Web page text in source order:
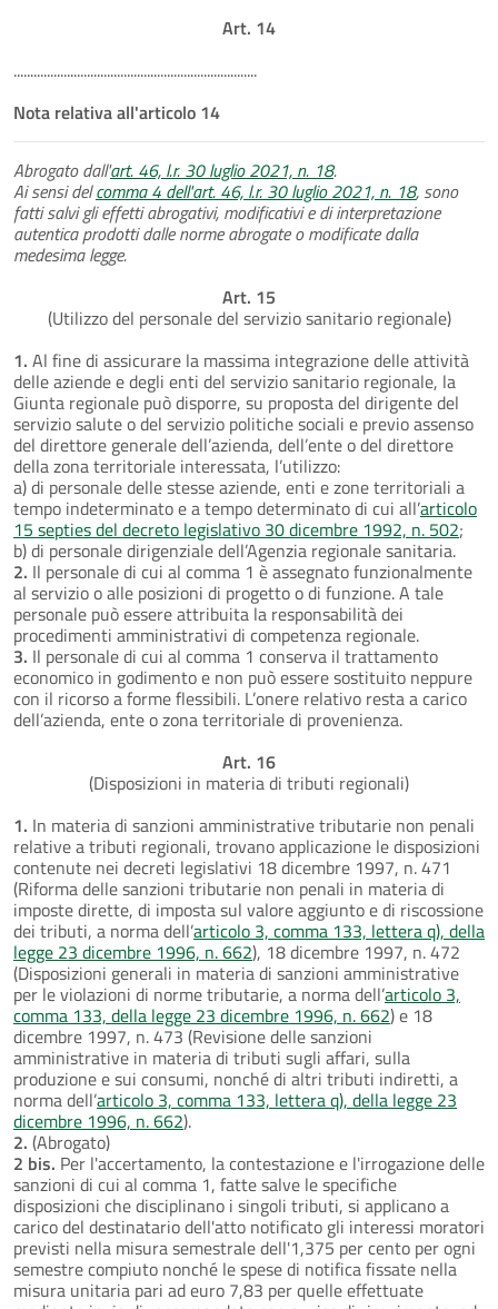
Art. 14
.........................................................................
Nota relativa all'articolo 14
Abrogato dall'art. 46, l.r. 30 luglio 2021, n. 18.
Ai sensi delcomma 4 dell'art. 46, l.r. 30 luglio 2021, n. 18, sono
fatti salvi gli effetti abrogativi, modificativi e di interpretazione
autentica prodotti dalle norme abrogate o modificate dalla
medesima legge.
Art. 15
(Utilizzo del personale del servizio sanitario regionale)
1. Al fine di assicurare la massima integrazione delle attività
delle aziende e degli enti del servizio sanitario regionale, la
Giunta regionale può disporre, su proposta del dirigente del
servizio salute o del servizio politiche sociali e previo assenso
del direttore generale dell’azienda, dell’ente o del direttore
della zona territoriale interessata, l’utilizzo:
a) di personale delle stesse aziende, enti e zone territoriali a
tempo indeterminato e a tempo determinato di cui all’articolo
15 septies del decreto legislativo 30 dicembre 1992, n. 502;
b) di personale dirigenziale dell’Agenzia regionale sanitaria.
2. Il personale di cui al comma 1 è assegnato funzionalmente
al servizio o alle posizioni di progetto o di funzione. A tale
personale può essere attribuita la responsabilità dei
procedimenti amministrativi di competenza regionale.
3. Il personale di cui al comma 1 conserva il trattamento
economico in godimento e non può essere sostituito neppure
con il ricorso a forme flessibili. L’onere relativo resta a carico
dell’azienda, ente o zona territoriale di provenienza.
Art. 16
(Disposizioni in materia di tributi regionali)
1. In materia di sanzioni amministrative tributarie non penali
relative a tributi regionali, trovano applicazione le disposizioni
contenute nei decreti legislativi 18 dicembre 1997, n. 471
(Riforma delle sanzioni tributarie non penali in materia di
imposte dirette, di imposta sul valore aggiunto e di riscossione
dei tributi, a norma dell’articolo 3, comma 133, lettera q), della
legge 23 dicembre 1996, n. 662), 18 dicembre 1997, n. 472
(Disposizioni generali in materia di sanzioni amministrative
per le violazioni di norme tributarie, a norma dell’articolo 3,
comma 133, della legge 23 dicembre 1996, n. 662) e 18
dicembre 1997, n. 473 (Revisione delle sanzioni
amministrative in materia di tributi sugli affari, sulla
produzione e sui consumi, nonché di altri tributi indiretti, a
norma dell’articolo 3, comma 133, lettera q), della legge 23
dicembre 1996, n. 662).
2. (Abrogato)
2 bis. Per l'accertamento, la contestazione e l'irrogazione delle
sanzioni di cui al comma 1, fatte salve le specifiche
disposizioni che disciplinano i singoli tributi, si applicano a
carico del destinatario dell'atto notificato gli interessi moratori
previsti nella misura semestrale dell'1,375 per cento per ogni
semestre compiuto nonché le spese di notifica fissate nella
misura unitaria pari ad euro 7,83 per quelle effettuate